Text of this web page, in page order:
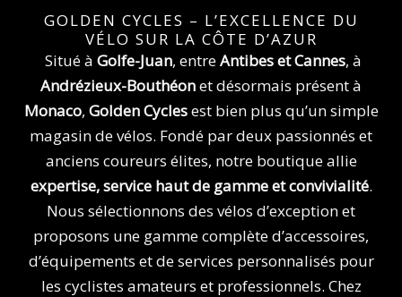
e
b
o
o
k
t
a
g
r
a
m
a
v
a
GOLDEN CYCLES – L’EXCELLENCE DU
VÉLO SUR LA CÔTE D’AZUR
Situé à Golfe-Juan, entreAntibes et Cannes, à
Andrézieux-Bouthéonet désormais présent à
Monaco, Golden Cyclesest bien plus qu’un simple
magasin de vélos. Fondé par deux passionnés et
anciens coureurs élites, notre boutique allie
expertise, service haut de gamme et convivialité.
Nous sélectionnons des vélos d’exception et
proposons une gamme complète d’accessoires,
d’équipements et de services personnalisés pour
les cyclistes amateurs et professionnels. Chez